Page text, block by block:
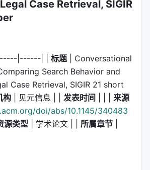
Case Retrieval, SIGIR
|------| | 标题 | Conversational
Search Behavior and
Case Retrieval, SIGIR 21 short
构 | 见元信息 | | 发表时间
来源
doi/abs/10.1145/340483
源类型 | 学术论文 | | 所属章节